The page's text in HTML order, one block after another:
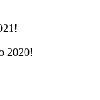
2020!